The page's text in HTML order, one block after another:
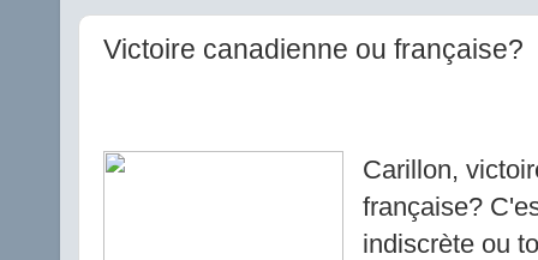
Victoire canadienne ou française?
Carillon,
française?
indiscrète ou